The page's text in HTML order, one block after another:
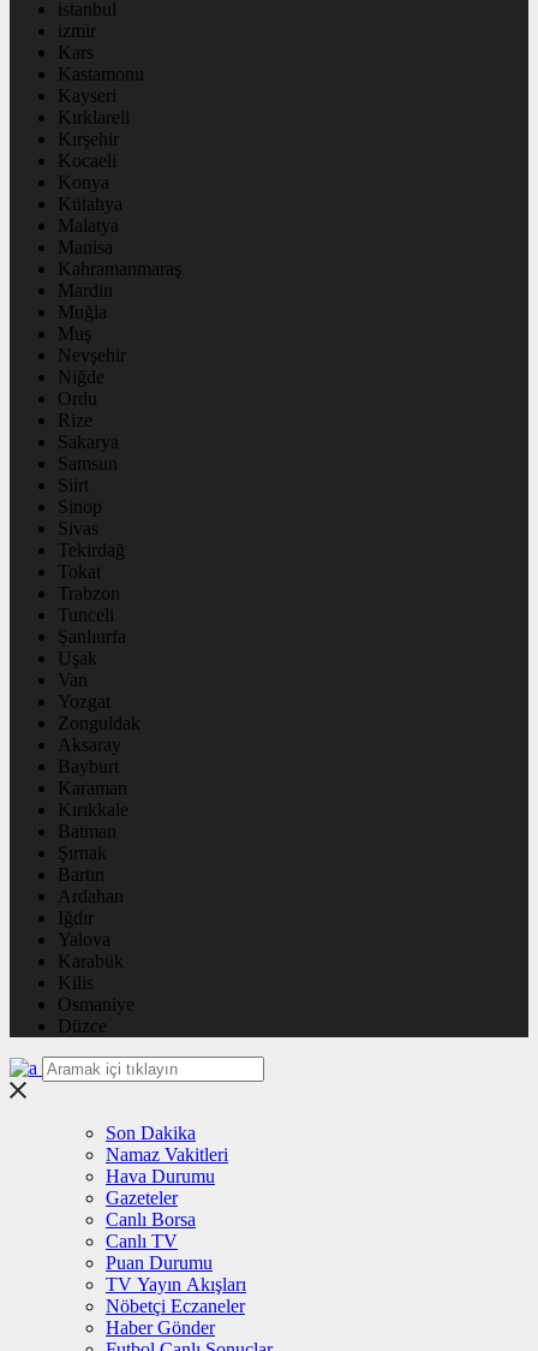
istanbul
izmir
Kars
Kastamonu
Kayseri
Kırklareli
Kırşehir
Kocaeli
Konya
Kütahya
Malatya
Manisa
Kahramanmaraş
Mardin
Muğla
Muş
Nevşehir
Niğde
Ordu
Rize
Sakarya
Samsun
Siirt
Sinop
Sivas
Tekirdağ
Tokat
Trabzon
Tunceli
Şanlıurfa
Uşak
Van
Yozgat
Zonguldak
Aksaray
Bayburt
Karaman
Kırıkkale
Batman
Şırnak
Bartın
Ardahan
Iğdır
Yalova
Karabük
Kilis
Osmaniye
Düzce
Son Dakika
Namaz Vakitleri
Hava Durumu
Gazeteler
Canlı Borsa
Canlı TV
Puan Durumu
TV Yayın Akışları
Nöbetçi Eczaneler
Haber Gönder